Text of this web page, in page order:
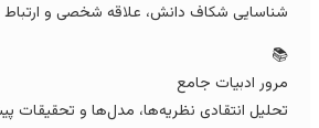
شکاف دانش، علاقه شخصی و ارتباط با
ادبیات جامع
انتقادی نظریه‌ها، مدل‌ها و تحقیقات پیشین